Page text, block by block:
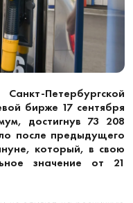
Петербургской
бирже 17 сентября
достигнув 73 208
после предыдущего
который, в свою
значение от 21